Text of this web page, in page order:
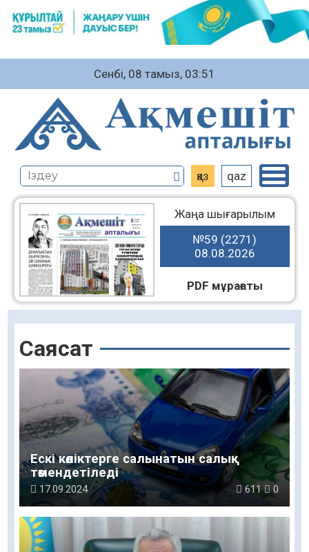
Сенбі, 08 тамыз, 03:51
қаз qaz
Жаңа шығарылым
№59 (2271)
08.08.2026
PDF мұрағаты
Саясат
Ескі көліктерге салынатын салық
төмендетіледі
17.09.2024 611 0